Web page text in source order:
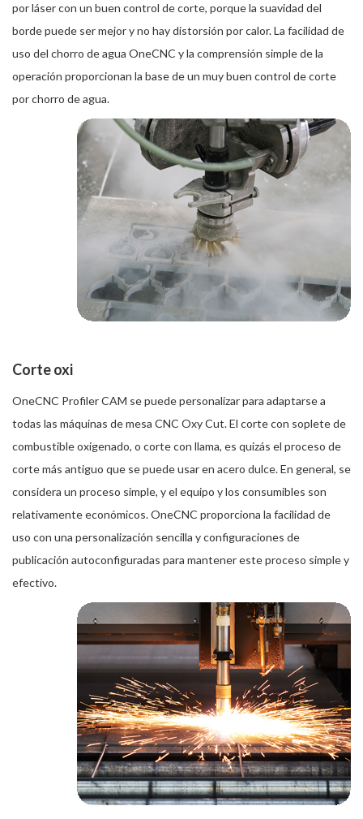
por láser con un buen control de corte, porque la suavidad del
borde puede ser mejor y no hay distorsión por calor. La facilidad de
uso del chorro de agua OneCNC y la comprensión simple de la
operación proporcionan la base de un muy buen control de corte
por chorro de agua.
Corte oxi
OneCNC Profiler CAM se puede personalizar para adaptarse a
todas las máquinas de mesa CNC Oxy Cut. El corte con soplete de
combustible oxigenado, o corte con llama, es quizás el proceso de
corte más antiguo que se puede usar en acero dulce. En general, se
considera un proceso simple, y el equipo y los consumibles son
relativamente económicos. OneCNC proporciona la facilidad de
uso con una personalización sencilla y configuraciones de
publicación autoconfiguradas para mantener este proceso simple y
efectivo.